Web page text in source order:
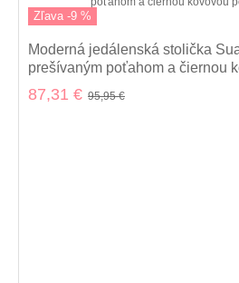
Zľava -9 %
Moderná jedálenská stolička
prešívaným poťahom a čiernou
cm
87,31 € 95,95 €